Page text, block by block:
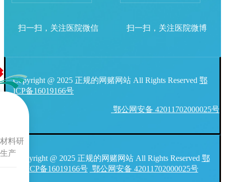
扫一扫，关注医院微信 扫一扫，关注医院微博
Copyright @ 2025 正规的网赌网站 All Rights Reserved 鄂
ICP备16019166号
鄂公网安备 42011702000025号
Copyright @ 2025 正规的网赌网站 All Rights Reserved 鄂
ICP备16019166号 鄂公网安备 42011702000025号
料研
产